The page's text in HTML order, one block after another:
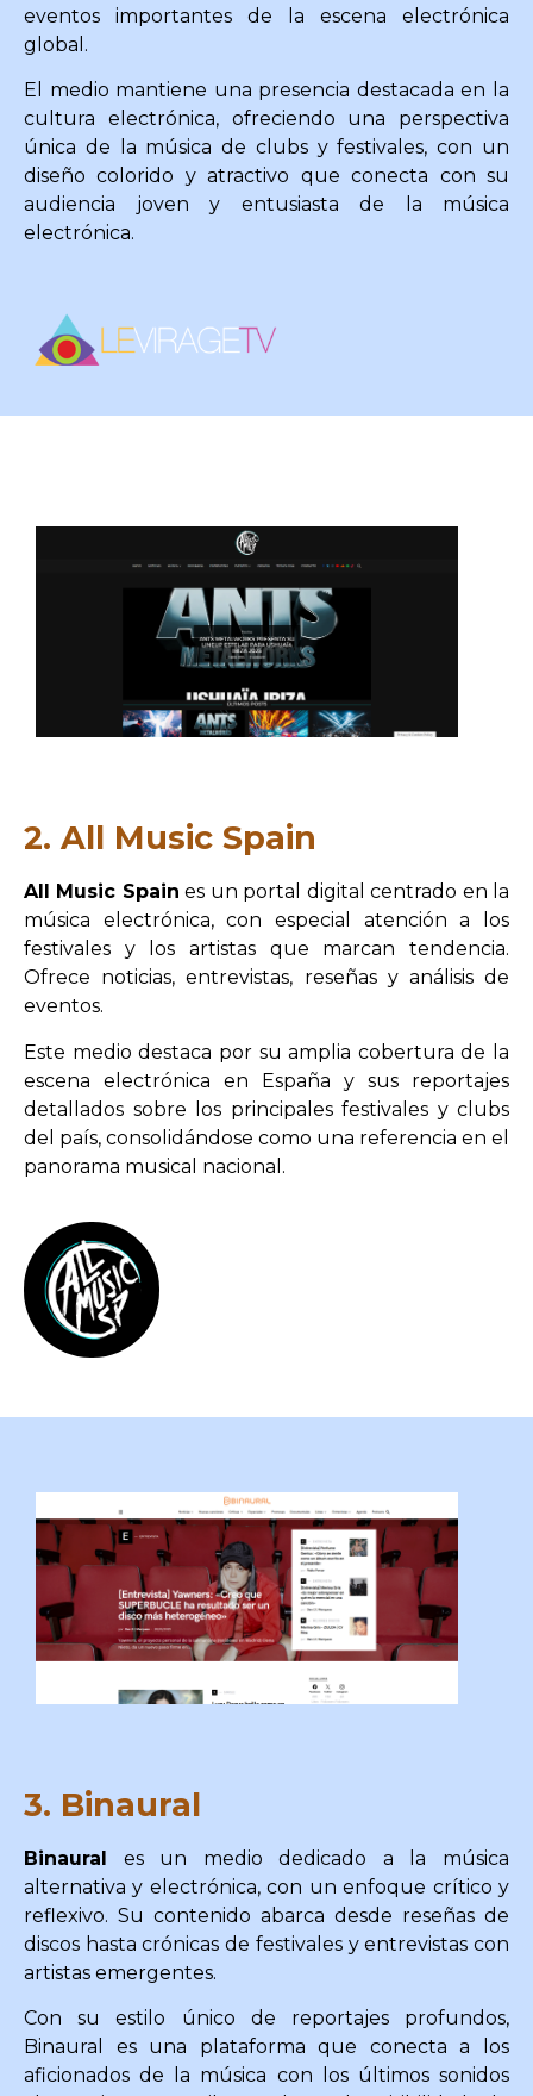
eventos importantes de la escena electrónica
global.
El medio mantiene una presencia destacada en la
cultura electrónica, ofreciendo una perspectiva
única de la música de clubs y festivales, con un
diseño colorido y atractivo que conecta con su
audiencia joven y entusiasta de la música
electrónica.
2. All Music Spain
All Music Spain es un portal digital centrado en la
música electrónica, con especial atención a los
festivales y los artistas que marcan tendencia.
Ofrece noticias, entrevistas, reseñas y análisis de
eventos.
Este medio destaca por su amplia cobertura de la
escena electrónica en España y sus reportajes
detallados sobre los principales festivales y clubs
del país, consolidándose como una referencia en el
panorama musical nacional.
3. Binaural
Binaural es un medio dedicado a la música
alternativa y electrónica, con un enfoque crítico y
reflexivo. Su contenido abarca desde reseñas de
discos hasta crónicas de festivales y entrevistas con
artistas emergentes.
Con su estilo único de reportajes profundos,
Binaural es una plataforma que conecta a los
aficionados de la música con los últimos sonidos